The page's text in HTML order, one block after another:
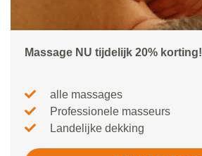
Massage NU tijdelijk 20% korting!
alle massages
Professionele masseurs
Landelijke dekking